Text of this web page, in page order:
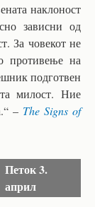
наклоност
зависни од
За човекот не
противење на
подготвен
милост. Ние
– The Signs of
Петок3.
април